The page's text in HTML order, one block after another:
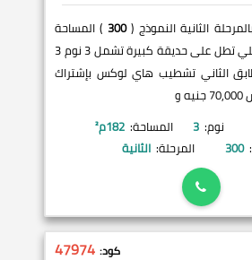
الثانية النموذج (300 ) المساحة
بحري و قبلي تطل على حديقة كبيرة تشمل 3 نوم 3
بالطابق الثاني تشطيب هاي لوكس بإشتراك
و
نوم: 3 المساحة: 182م²
300 المرحلة: الثانية
كود: 47974